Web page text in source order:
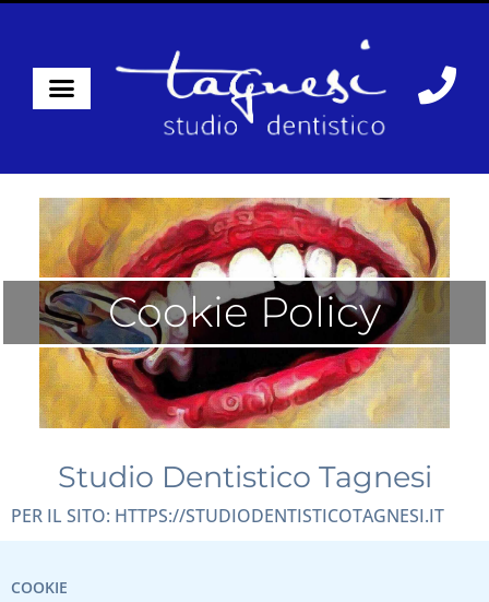
Cookie Policy
Studio Dentistico Tagnesi
PER IL SITO: HTTPS://STUDIODENTISTICOTAGNESI.IT
COOKIE